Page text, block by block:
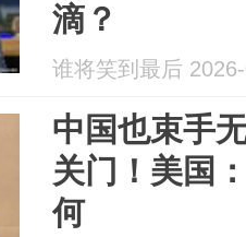
滴？
谁将笑到最后
中国也束手
关门！美国
何